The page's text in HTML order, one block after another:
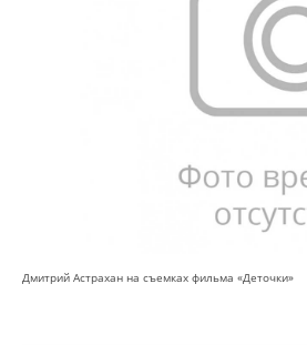
Дмитрий Астрахан на съемках фильма «Деточки»